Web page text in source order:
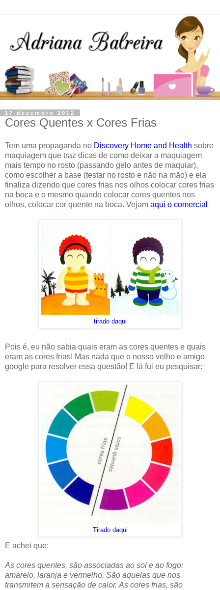
17 dezembro 2012
Cores Quentes x Cores Frias
Tem uma propaganda no Discovery Home and Health sobre
maquiagem que traz dicas de como deixar a maquiagem
mais tempo no rosto (passando gelo antes de maquiar),
como escolher a base (testar no rosto e não na mão) e ela
finaliza dizendo que cores frias nos olhos colocar cores frias
na boca e o mesmo quando colocar cores quentes nos
olhos, colocar cor quente na boca. Vejam aqui o comercial
tirado daqui
Pois é, eu não sabia quais eram as cores quentes e quais
eram as cores frias! Mas nada que o nosso velho e amigo
google para resolver essa questão! E lá fui eu pesquisar:
Tirado daqui
E achei que:
As cores quentes, são associadas ao sol e ao fogo:
amarelo, laranja e vermelho. São aquelas que nos
transmitem a sensação de calor. As cores frias, são